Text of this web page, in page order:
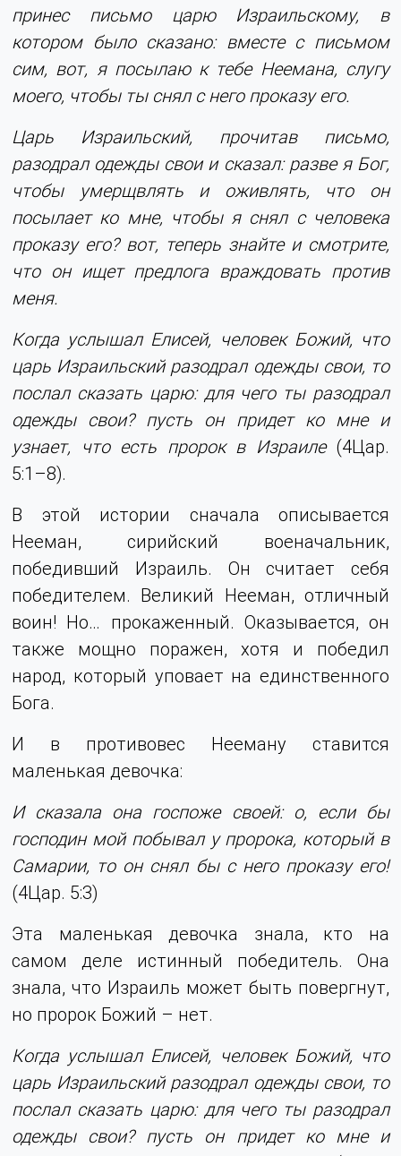
принес письмо царю Израильскому, в
котором было сказано: вместе с письмом
сим, вот, я посылаю к тебе Неемана, слугу
моего, чтобы ты снял с него проказу его.
Царь Израильский, прочитав письмо,
разодрал одежды свои и сказал: разве я Бог,
чтобы умерщвлять и оживлять, что он
посылает ко мне, чтобы я снял с человека
проказу его? вот, теперь знайте и смотрите,
что он ищет предлога враждовать против
меня.
Когда услышал Елисей, человек Божий, что
царь Израильский разодрал одежды свои, то
послал сказать царю: для чего ты разодрал
одежды свои? пусть он придет ко мне и
узнает, что есть пророк в Израиле (4Цар.
5:1–8).
В этой истории сначала описывается
Нееман, сирийский военачальник,
победивший Израиль. Он считает себя
победителем. Великий Нееман, отличный
воин! Но… прокаженный. Оказывается, он
также мощно поражен, хотя и победил
народ, который уповает на единственного
Бога.
И в противовес Нееману ставится
маленькая девочка:
И сказала она госпоже своей: о, если бы
господин мой побывал у пророка, который в
Самарии, то он снял бы с него проказу его!
(4Цар. 5:3)
Эта маленькая девочка знала, кто на
самом деле истинный победитель. Она
знала, что Израиль может быть повергнут,
но пророк Божий – нет.
Когда услышал Елисей, человек Божий, что
царь Израильский разодрал одежды свои, то
послал сказать царю: для чего ты разодрал
одежды свои? пусть он придет ко мне и